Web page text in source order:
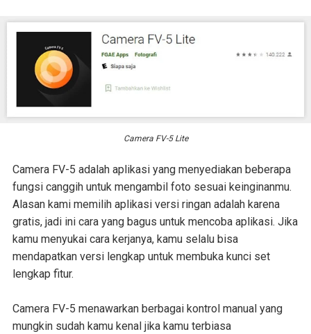
Camera FV-5 Lite
Camera FV-5 adalah aplikasi yang menyediakan beberapa
fungsi canggih untuk mengambil foto sesuai keinginanmu.
Alasan kami memilih aplikasi versi ringan adalah karena
gratis, jadi ini cara yang bagus untuk mencoba aplikasi. Jika
kamu menyukai cara kerjanya, kamu selalu bisa
mendapatkan versi lengkap untuk membuka kunci set
lengkap fitur.
Camera FV-5 menawarkan berbagai kontrol manual yang
mungkin sudah kamu kenal jika kamu terbiasa